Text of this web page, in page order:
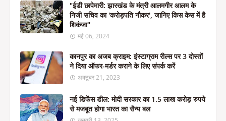
"ईडी छापेमारी: झारखंड के मंत्री आलमगीर आलम के
निजी सचिव का 'करोड़पति नौकर', जानिए किस केस में है
शिकंजा"
मई 06, 2024
कानपुर का अजब क्राइम: इंस्टाग्राम रील्स पर 3 दोस्तों
ने दिया ऑफर-मर्डर कराने के लिए संपर्क करें
अक्टूबर 21, 2023
नई डिफेंस डील: मोदी सरकार का 1.5 लाख करोड़ रुपये
से मजबूत होगा भारत का सैन्य बल